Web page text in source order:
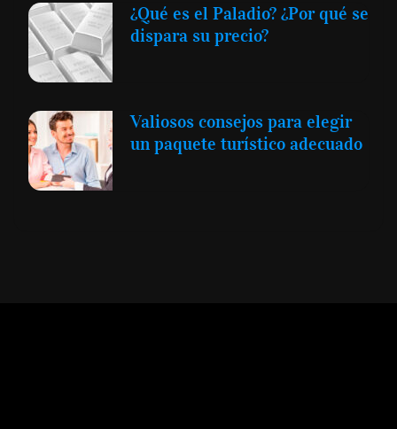
¿Qué es el Paladio? ¿Por qué se
dispara su precio?
Valiosos consejos para elegir
un paquete turístico adecuado